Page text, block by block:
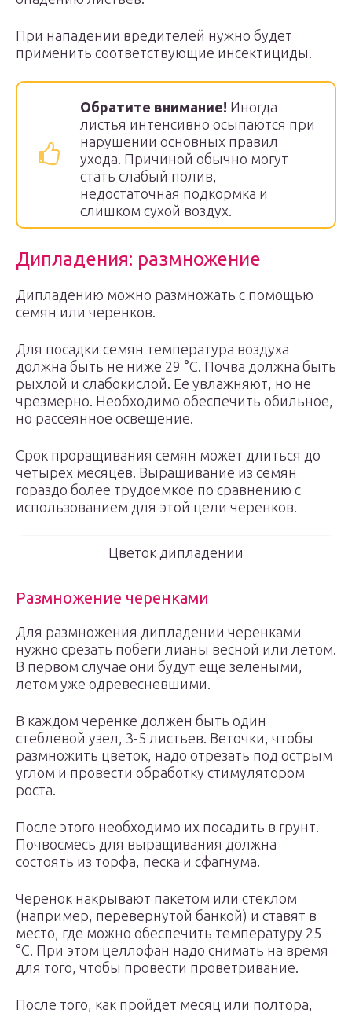
При нападении вредителей нужно будет
применить соответствующие инсектициды.
Обратите внимание! Иногда
листья интенсивно осыпаются при
нарушении основных правил
ухода. Причиной обычно могут
стать слабый полив,
недостаточная подкормка и
слишком сухой воздух.
Дипладения: размножение
Дипладению можно размножать с помощью
семян или черенков.
Для посадки семян температура воздуха
должна быть не ниже 29 °C. Почва должна быть
рыхлой и слабокислой. Ее увлажняют, но не
чрезмерно. Необходимо обеспечить обильное,
но рассеянное освещение.
Срок проращивания семян может длиться до
четырех месяцев. Выращивание из семян
гораздо более трудоемкое по сравнению с
использованием для этой цели черенков.
Цветок дипладении
Размножение черенками
Для размножения дипладении черенками
нужно срезать побеги лианы весной или летом.
В первом случае они будут еще зелеными,
летом уже одревесневшими.
В каждом черенке должен быть один
стеблевой узел, 3-5 листьев. Веточки, чтобы
размножить цветок, надо отрезать под острым
углом и провести обработку стимулятором
роста.
После этого необходимо их посадить в грунт.
Почвосмесь для выращивания должна
состоять из торфа, песка и сфагнума.
Черенок накрывают пакетом или стеклом
(например, перевернутой банкой) и ставят в
место, где можно обеспечить температуру 25
°C. При этом целлофан надо снимать на время
для того, чтобы провести проветривание.
После того, как пройдет месяц или полтора,